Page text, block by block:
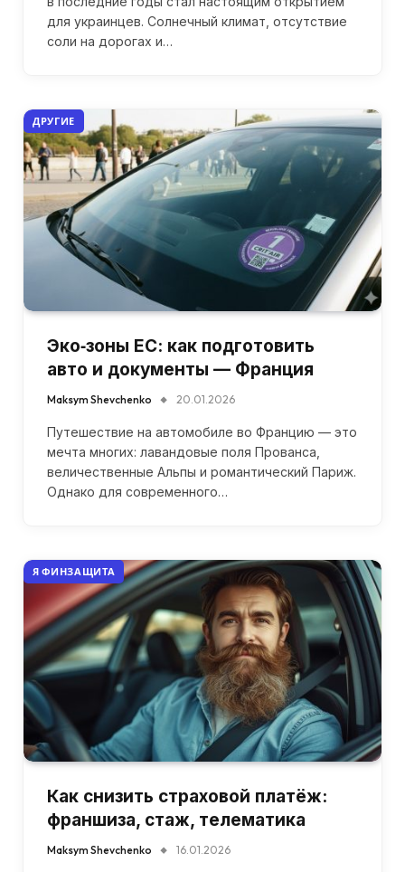
для украинцев. Солнечный климат, отсутствие
соли на дорогах и…
ДРУГИЕ
Эко‑зоны ЕС: как подготовить
авто и документы — Франция
Maksym Shevchenko 20.01.2026
Путешествие на автомобиле во Францию — это
мечта многих: лавандовые поля Прованса,
величественные Альпы и романтический Париж.
Однако для современного…
Я ФИНЗАЩИТА
Как снизить страховой платёж:
франшиза, стаж, телематика
Maksym Shevchenko 16.01.2026